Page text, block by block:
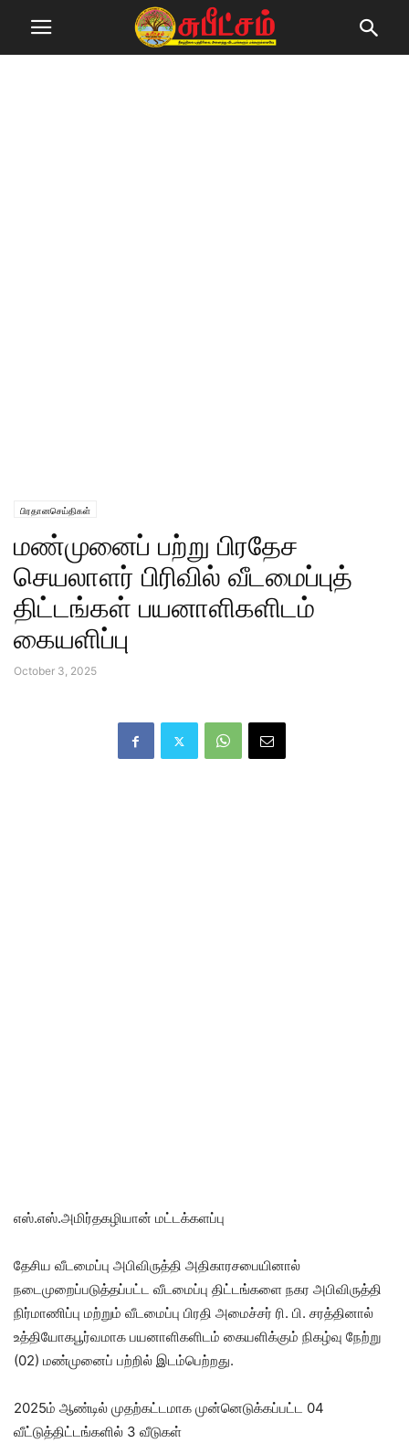
பிரதானசெய்திகள்
மண்முனைப் பற்று பிரதேச
செயலாளர் பிரிவில் வீடமைப்புத்
திட்டங்கள் பயனாளிகளிடம்
கையளிப்பு
October 3, 2025
எஸ்.எஸ்.அமிர்தகழியான் மட்டக்களப்பு
தேசிய வீடமைப்பு அபிவிருத்தி அதிகாரசபையினால்
நடைமுறைப்படுத்தப்பட்ட வீடமைப்பு திட்டங்களை நகர அபிவிருத்தி
நிர்மாணிப்பு மற்றும் வீடமைப்பு பிரதி அமைச்சர் ரி. பி. சரத்தினால்
உத்தியோகபூர்வமாக பயனாளிகளிடம் கையளிக்கும் நிகழ்வு நேற்று
(02) மண்முனைப் பற்றில் இடம்பெற்றது.
2025ம் ஆண்டில் முதற்கட்டமாக முன்னெடுக்கப்பட்ட 04
வீட்டுத்திட்டங்களில் 3 வீடுகள்